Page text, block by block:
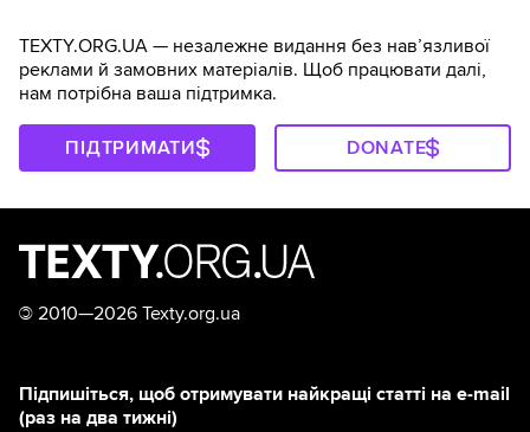
TEXTY.ORG.UA — незалежне видання без навʼязливої
реклами й замовних матеріалів. Щоб працювати далі,
нам потрібна ваша підтримка.
ПІДТРИМАТИ DONATE
© 2010—2026 Texty.org.ua
Підпишіться, щоб отримувати найкращі статті на e-mail
(раз на два тижні)